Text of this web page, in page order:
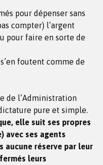
pour dépenser sans
compter) l’argent
pour faire en sorte de
foutent comme de
de l’Administration
pure et simple.
elle suit ses propres
avec ses agents
aucune réserve par leur
leurs